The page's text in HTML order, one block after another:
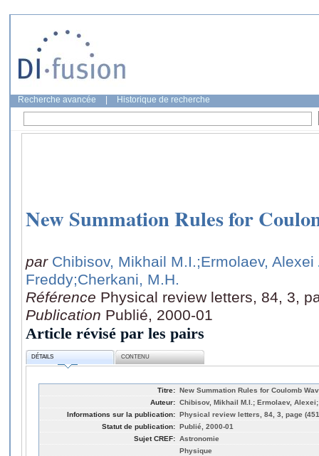
Recherche avancée Historique de recherche
New Summation Rules for
par Chibisov, Mikhail M.I.;Ermolaev, Alexei
Freddy;Cherkani, M.H.
Référence Physical review letters, 84, 3,
Publication Publié, 2000-01
Article révisé par les pairs
DÉTAILS CONTENU
Titre: New Summation Rules for Coulomb
Auteur: Chibisov, Mikhail M.I.; Ermolaev,
Informations sur la publication: Physical review letters, 84, 3, page
Statut de publication: Publié, 2000-01
Sujet CREF: Astronomie
Physique